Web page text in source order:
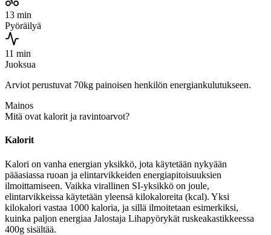
13 min
Pyöräilyä
11 min
Juoksua
Arviot perustuvat 70kg painoisen henkilön energiankulutukseen.
Mainos
Mitä ovat kalorit ja ravintoarvot?
Kalorit
Kalori on vanha energian yksikkö, jota käytetään nykyään
pääasiassa ruoan ja elintarvikkeiden energiapitoisuuksien
ilmoittamiseen. Vaikka virallinen SI-yksikkö on joule,
elintarvikkeissa käytetään yleensä kilokaloreita (kcal). Yksi
kilokalori vastaa 1000 kaloria, ja sillä ilmoitetaan esimerkiksi,
kuinka paljon energiaa Jalostaja Lihapyörykät ruskeakastikkeessa
400g sisältää.